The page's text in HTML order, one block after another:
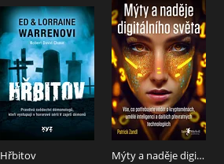
Hřbitov Mýty a naděje digitálního světa